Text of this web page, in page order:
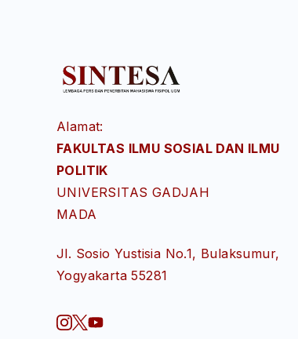
Alamat:
FAKULTAS ILMU SOSIAL DAN ILMU
POLITIK
UNIVERSITAS GADJAH
MADA
Jl. Sosio Yustisia No.1, Bulaksumur,
Yogyakarta 55281